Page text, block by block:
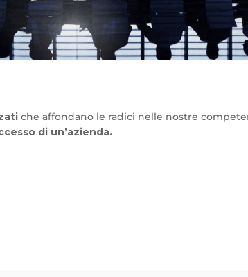
che affondano le radici nelle nostre
di un’azienda.